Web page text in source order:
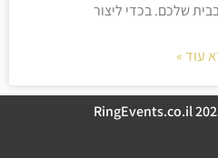
שלכם. בכדי ליצור
עוד »